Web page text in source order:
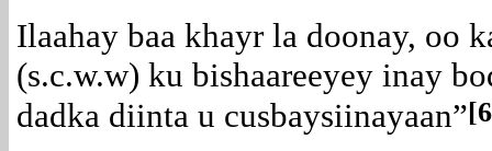
Ilaahay baa khayr la doonay, oo
(s.c.w.w) ku bishaareeyey inay
dadka diinta u cusbaysiinayaan”